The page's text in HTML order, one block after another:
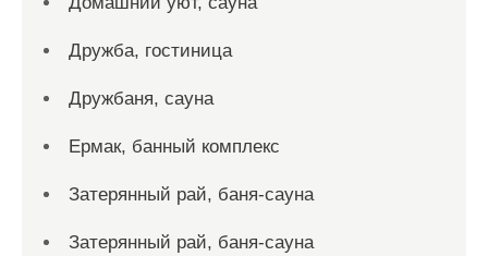
Дружба, гостиница
Дружбаня, сауна
Ермак, банный комплекс
Затерянный рай, баня-сауна
Затерянный рай, баня-сауна